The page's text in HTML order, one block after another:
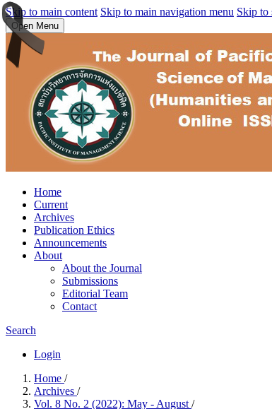
Skip to main content Skip to main navigation menu Skip to
Open Menu
Home
Current
Archives
Publication Ethics
Announcements
About
About the Journal
Submissions
Editorial Team
Contact
Search
Login
Home /
Archives /
Vol. 8 No. 2 (2022): May - August /